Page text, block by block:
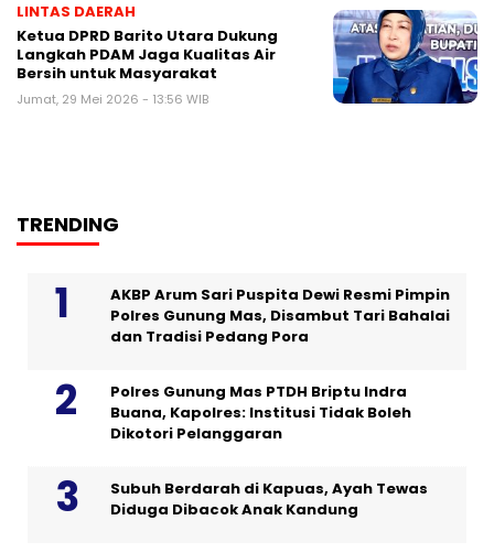
LINTAS DAERAH
Ketua DPRD Barito Utara Dukung
Langkah PDAM Jaga Kualitas Air
Bersih untuk Masyarakat
Jumat, 29 Mei 2026 - 13:56 WIB
TRENDING
AKBP Arum Sari Puspita Dewi Resmi Pimpin
Polres Gunung Mas, Disambut Tari Bahalai
dan Tradisi Pedang Pora
Polres Gunung Mas PTDH Briptu Indra
Buana, Kapolres: Institusi Tidak Boleh
Dikotori Pelanggaran
Subuh Berdarah di Kapuas, Ayah Tewas
Diduga Dibacok Anak Kandung